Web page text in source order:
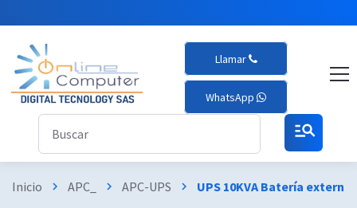
Llamar
WhatsApp
manage_search
Inicio chevron_right APC_ chevron_right APC-UPS chevron_right UPS 10KVA Batería externa